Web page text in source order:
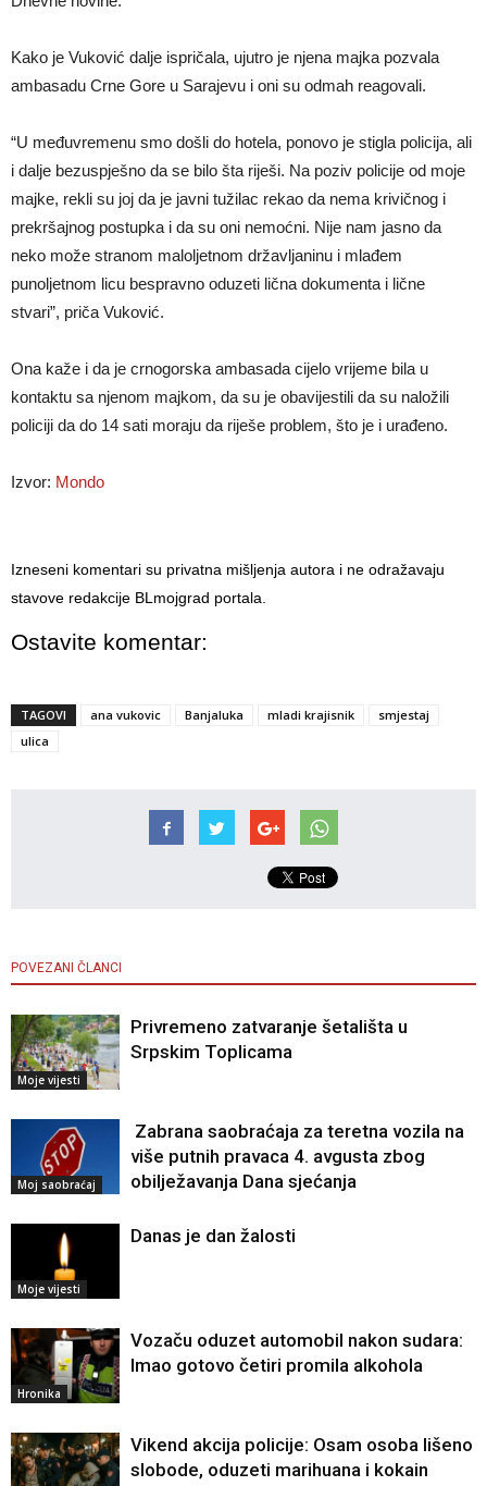
Kako je Vuković dalje ispričala, ujutro je njena majka pozvala
ambasadu Crne Gore u Sarajevu i oni su odmah reagovali.
“U međuvremenu smo došli do hotela, ponovo je stigla policija, ali
i dalje bezuspješno da se bilo šta riješi. Na poziv policije od moje
majke, rekli su joj da je javni tužilac rekao da nema krivičnog i
prekršajnog postupka i da su oni nemoćni. Nije nam jasno da
neko može stranom maloljetnom državljaninu i mlađem
punoljetnom licu bespravno oduzeti lična dokumenta i lične
stvari”, priča Vuković.
Ona kaže i da je crnogorska ambasada cijelo vrijeme bila u
kontaktu sa njenom majkom, da su je obavijestili da su naložili
policiji da do 14 sati moraju da riješe problem, što je i urađeno.
Izvor: Mondo
Izneseni komentari su privatna mišljenja autora i ne odražavaju
stavove redakcije BLmojgrad portala.
Ostavite komentar:
TAGOVI ana vukovic Banjaluka mladi krajisnik
smjestaj
ulica
POVEZANI ČLANCI
Moje vijesti
Privremeno zatvaranje šetališta u
Srpskim Toplicama
Moj saobraćaj
Zabrana saobraćaja za teretna vozila na
više putnih pravaca 4. avgusta zbog
obilježavanja Dana sjećanja
Moje vijesti
Danas je dan žalosti
Hronika
Vozaču oduzet automobil nakon sudara:
Imao gotovo četiri promila alkohola
Vikend akcija policije: Osam osoba lišeno
slobode, oduzeti marihuana i kokain